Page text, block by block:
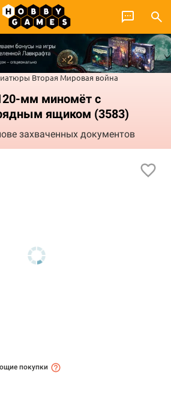
Вторая Мировая война
мм миномёт с
ящиком (3583)
захваченных документов
покупки